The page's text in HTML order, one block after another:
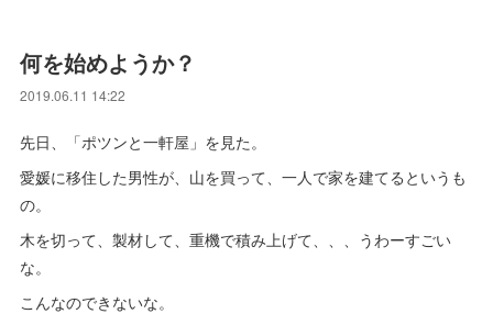
何を始めようか？
2019.06.11 14:22
先日、「ポツンと一軒屋」を見た。
愛媛に移住した男性が、山を買って、一人で家を建てるというも
の。
木を切って、製材して、重機で積み上げて、、、うわーすごい
な。
こんなのできないな。